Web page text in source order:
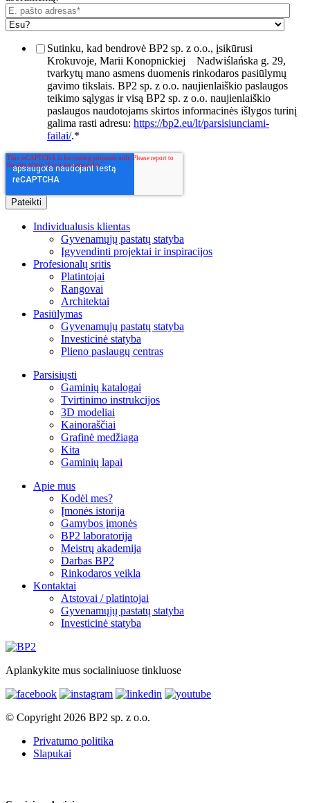
Sutinku, kad bendrovė BP2 sp. z o.o., įsikūrusi
Krokuvoje, Marii Konopnickiej
Nadwiślańska g. 29,
tvarkytų mano asmens duomenis rinkodaros pasiūlymų
gavimo tikslais. BP2 sp. z o.o. naujienlaiškio paslaugos
teikimo sąlygas ir visą BP2 sp. z o.o. naujienlaiškio
paslaugos naudotojams skirtos informacinės išlygos turinį
galima rasti adresu: https://bp2.eu/lt/parsisiunciami-
failai/.*
Individualusis klientas
Gyvenamųjų pastatų statyba
Įgyvendinti projektai ir inspiracijos
Profesionalų sritis
Platintojai
Rangovai
Architektai
Pasiūlymas
Gyvenamųjų pastatų statyba
Investicinė statyba
Plieno paslaugų centras
Parsisiųsti
Gaminių katalogai
Tvirtinimo instrukcijos
3D modeliai
Kainoraščiai
Grafinė medžiaga
Kita
Gaminių lapai
Apie mus
Kodėl mes?
Įmonės istorija
Gamybos įmonės
BP2 laboratorija
Meistrų akademija
Darbas BP2
Rinkodaros veikla
Kontaktai
Atstovai / platintojai
Gyvenamųjų pastatų statyba
Investicinė statyba
Aplankykite mus socialiniuose tinkluose
© Copyright 2026 BP2 sp. z o.o.
Privatumo politika
Slapukai